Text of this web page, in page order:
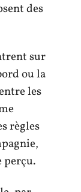
des
sur
ou la
les
règles
perçu.